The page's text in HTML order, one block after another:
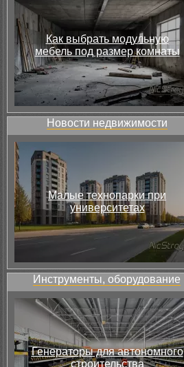
Как выбрать модульную
мебель под размер комнаты
Новости недвижимости
Малые технопарки при
университетах
Инструменты, оборудование
Генераторы для автономного
строительства